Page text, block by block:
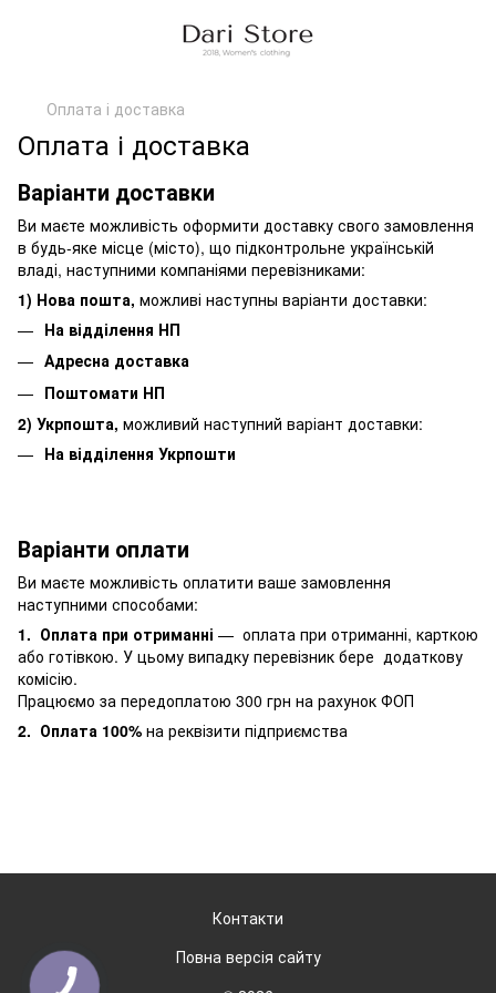
Оплата і доставка
Оплата і доставка
Варіанти доставки
Ви маєте можливість оформити доставку свого замовлення
в будь-яке місце (місто), що підконтрольне українській
владі, наступними компаніями перевізниками:
1) Нова пошта, можливі наступны варіанти доставки:
На відділення НП
Адресна доставка
Поштомати НП
2) Укрпошта, можливий наступний варіант доставки:
На відділення Укрпошти
Варіанти оплати
Ви маєте можливість оплатити ваше замовлення
наступними способами:
1. Оплата при отриманні — оплата при отриманні, карткою
або готівкою. У цьому випадку перевізник бере додаткову
комісію.
Працюємо за передоплатою 300 грн на рахунок ФОП
2. Оплата 100% на реквізити підприємства
Контакти
Повна версія сайту